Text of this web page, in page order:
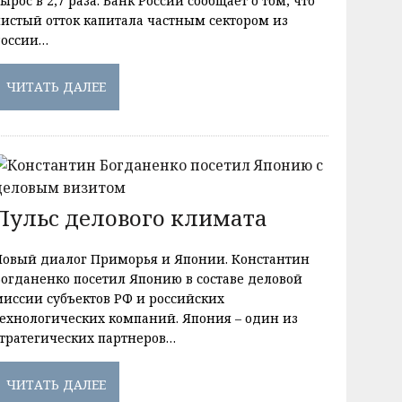
отток капитала частным сектором из
ЧИТАТЬ ДАЛЕЕ
делового климата
диалог Приморья и Японии. Константин
посетил Японию в составе деловой
субъектов РФ и российских
компаний. Япония – один из
партнеров…
ЧИТАТЬ ДАЛЕЕ